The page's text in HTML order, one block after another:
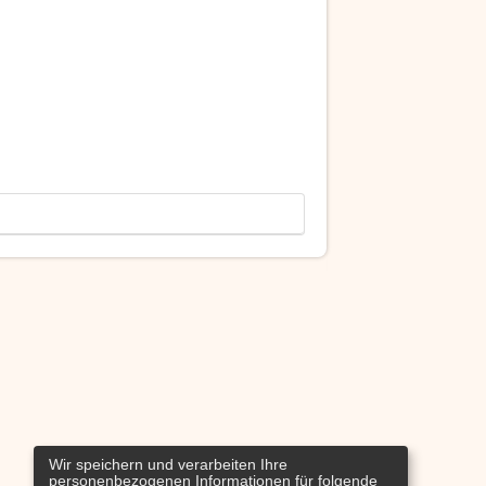
Wir speichern und verarbeiten Ihre
personenbezogenen Informationen für folgende